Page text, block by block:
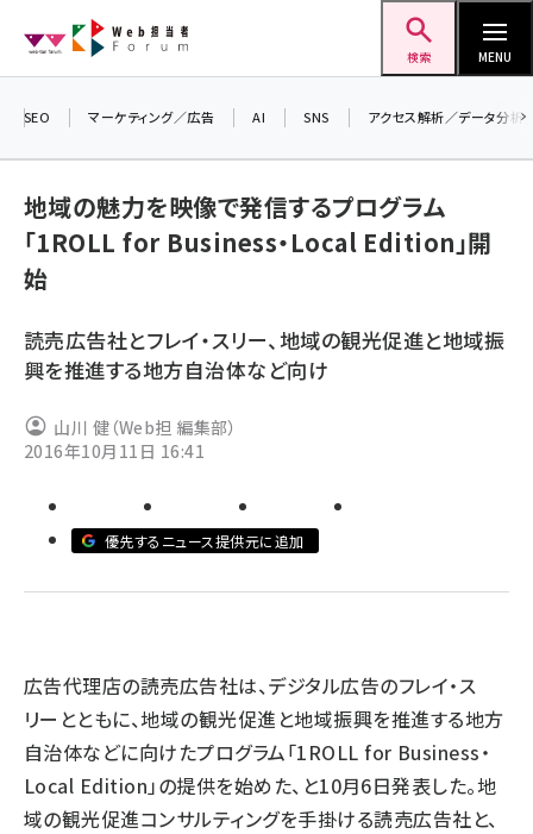
ン
検索 MENU
youtube (2420)
セミナー (2296)
meo (1274)
SEO マーケティング／広告 AI SNS アクセス解析／データ分析
地域の魅力を映像で発信するプログラム
「1ROLL for Business・Local Edition」開
始
読売広告社とフレイ・スリー、地域の観光促進と地域振
興を推進する地方自治体など向け
山川 健（Web担 編集部）
2016年10月11日 16:41
優先するニュース提供元に追加
広告代理店の読売広告社は、デジタル広告のフレイ・ス
リーとともに、地域の観光促進と地域振興を推進する地方
自治体などに向けたプログラム「1ROLL for Business・
Local Edition」の提供を始めた、と10月6日発表した。地
域の観光促進コンサルティングを手掛ける読売広告社と、